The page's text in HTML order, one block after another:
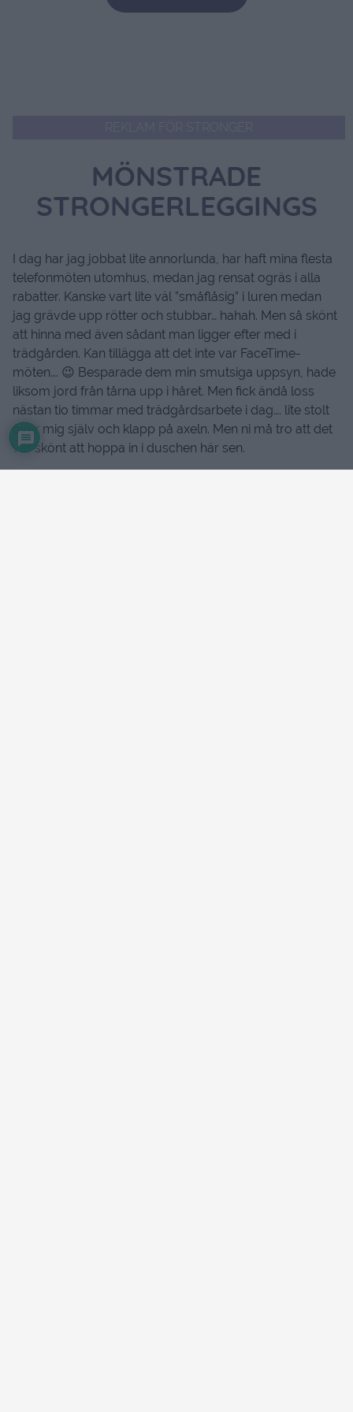
MÖNSTRADE
STRONGERLEGGINGS
I dag har jag jobbat lite annorlunda, har haft mina flesta
telefonmöten utomhus, medan jag rensat ogräs i alla
rabatter. Kanske vart lite väl ”småflåsig” i luren medan
jag grävde upp rötter och stubbar… hahah. Men så skönt
att hinna med även sådant man ligger efter med i
trädgården. Kan tillägga att det inte var FaceTime-
möten…. 😉 Besparade dem min smutsiga uppsyn, hade
liksom jord från tårna upp i håret. Men fick ändå loss
nästan tio timmar med trädgårdsarbete i dag…. lite stolt
över mig själv och klapp på axeln. Men ni må tro att det
var skönt att hoppa in i duschen här sen.